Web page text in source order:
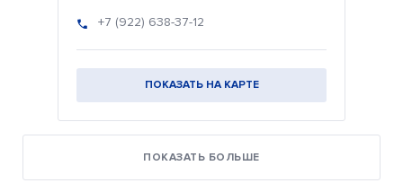
+7 (922) 638-37-12
ПОКАЗАТЬ НА КАРТЕ
ПОКАЗАТЬ БОЛЬШЕ